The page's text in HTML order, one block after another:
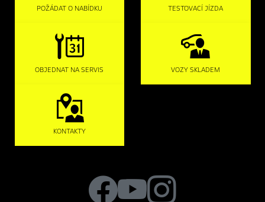
POŽÁDAT O NABÍDKU TESTOVACÍ JÍZDA
OBJEDNAT NA SERVIS VOZY SKLADEM
KONTAKTY